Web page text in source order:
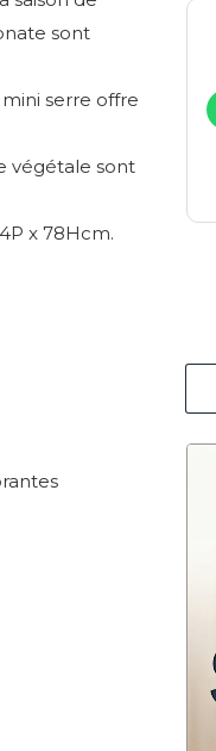
sont
serre offre
végétale sont
x 78Hcm.